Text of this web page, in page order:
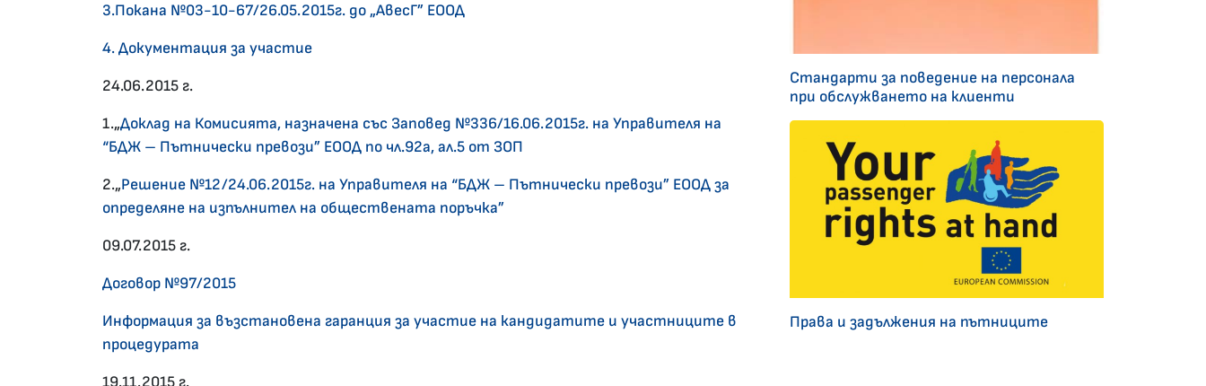
3.Покана №03-10-67/26.05.2015г. до „АвесГ” ЕООД
4. Документация за участие
24.06.2015 г.
1.„Доклад на Комисията, назначена със Заповед №336/16.06.2015г. на Управителя на
“БДЖ – Пътнически превози” ЕООД по чл.92а, ал.5 от ЗОП
2.„Решение №12/24.06.2015г. на Управителя на “БДЖ – Пътнически превози” ЕООД за
определяне на изпълнител на обществената поръчка”
09.07.2015 г.
Договор №97/2015
Информация за възстановена гаранция за участие на кандидатите и участниците в
процедурата
Стандарти за поведение на персонала
при обслужването на клиенти
Права и задължения на пътниците